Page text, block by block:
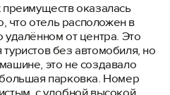
оказалась
что отель расположен в
удалённом от центра. Это
без автомобиля, но
это не создавало
парковка. Номер